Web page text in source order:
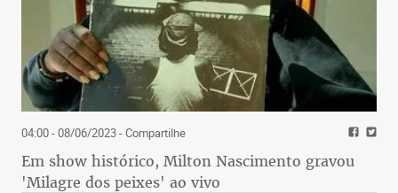
04:00 - 08/06/2023- Compartilhe
Em show histórico, Milton Nascimento gravou
'Milagre dos peixes' ao vivo